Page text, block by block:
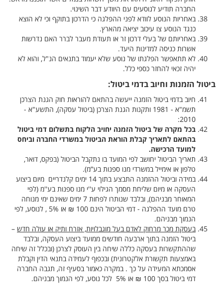
החברה תודיע לנוסעים עם היוודע דבר השינוי.
באחריות הנוסע לוודא לפני ההפלגה כי הדרכון בתוקף וכי לא הוצא
כנגד הנוסע צו עיכוב יציאה מהארץ.
באחריותם של בעלי דרכון זר או תעודת מעבר לברר האם נדרשות
אשרות כניסה למדינות היעד.
לא תתאפשר הפלגתו של נוסע שלא יעמוד בתנאים הנ"ל, והוא לא
יהיה זכאי להחזר כספי כלל.
ביטול הזמנות וחיוב בדמי ביטול:
חיוב בדמי ביטול הזמנה ייעשה בהתאם להוראות חוק הגנת הצרכן
תשמ"א - 1981 ותקנות הגנת הצרכן (ביטול עסקה), התשע"א -
2010:
בכל מקרה של ביטול הזמנה יחויב הלקוח בתשלום דמי ביטול
בהתאם לתאריך קבלת הוראת הביטול במשרדי החברה וביחס
למועד הרכישה.
תאריך הביטול יחושב לפי המועד בו נתקבל הביטול (בפקס, דואר,
טלפון או אימייל במשרדי מנו ספנות בע”מ).
במידה וביטול ההזמנה התבצע בתוך 14 ימים קלנדריים מיום ביצוע
העסקה או מיום שליחת מסמך הגילוי ע''י מנו ספנות בע''מ (לפי
המאוחר מבניהם), ובלבד שנותרו לפחות 7 ימים שאינם ימי מנוחה
טרם מועד ההפלגה - דמי הביטול הינם 100 ₪ או 5% , לנוסע, לפי
הנמוך מבניהם.
בעסקת מכר מרחוק לאדם בעל מוגבלויות, אזרח ותיק או עולה חדש –
ביטול הזמנה בתוך ארבעה חודשים ממועד ביצוע העסקה, ובלבד
שההתקשרות בעסקה כללה שיחה בין העוסק לצרכן (ובכלל זה שיחה
באמצעות תקשורת אלקטרונית) ובכפוף לעמידה בתנאי הדין וקבלת
אסמכתא המעידה על כך . במקרה כאמור בסעיף זה, תגבה החברה
דמי ביטול בסך 100 ₪ או 5% לכל נוסע, לפי הנמוך מבניהם.